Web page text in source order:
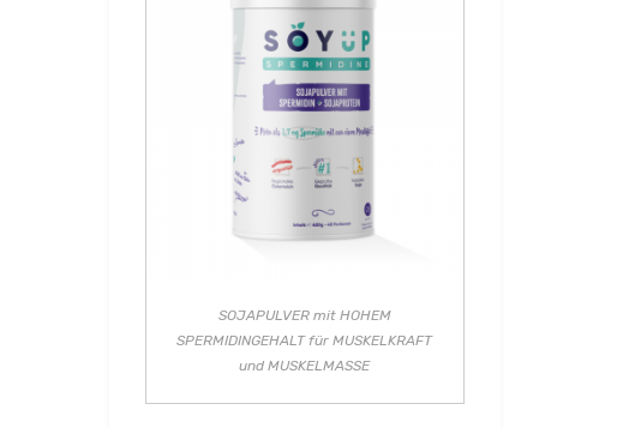
SOJAPULVER mit HOHEM
SPERMIDINGEHALT für MUSKELKRAFT
und MUSKELMASSE